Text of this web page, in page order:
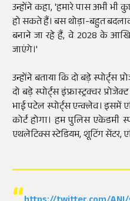
उन्होंने कहा, 'हमारे पास अभी
हो सकते हैं। बस थोड़ा-बहुत
बनाने जा रहे हैं, वे 2028 के
जाएंगे।'
उन्होंने बताया कि दो बड़े स्पोर्ट्स
दो बड़े स्पोर्ट्स इंफ्रास्ट्रक्चर
भाई पटेल स्पोर्ट्स एन्क्लेव। इसमें
कोर्ट होगा। हम पुलिस एकेडमी
एथलेटिक्स स्टेडियम, शूटिंग सेंटर,